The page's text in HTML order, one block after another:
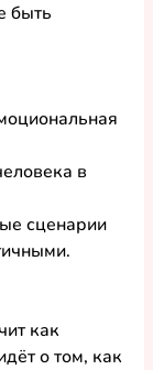
быть
в
сценарии
как
о том, как